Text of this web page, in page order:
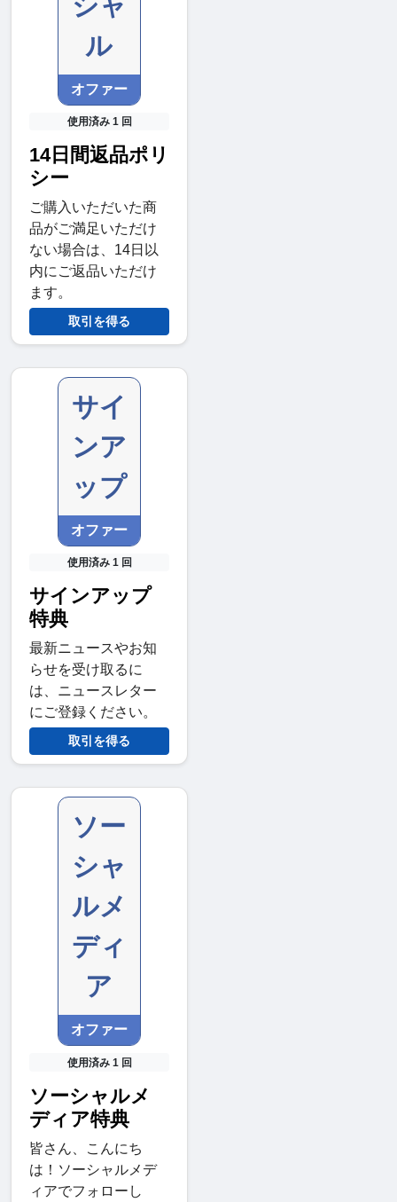
ル
オファー
使用済み 1 回
14日間返品ポリ
シー
ご購入いただいた商
品がご満足いただけ
ない場合は、14日以
内にご返品いただけ
ます。
取引を得る
サイ
ンア
ップ
オファー
使用済み 1 回
サインアップ
特典
最新ニュースやお知
らせを受け取るに
は、ニュースレター
にご登録ください。
取引を得る
ソー
シャ
ルメ
ディ
ア
オファー
使用済み 1 回
ソーシャルメ
ディア特典
皆さん、こんにち
は！ソーシャルメデ
ィアでフォローし